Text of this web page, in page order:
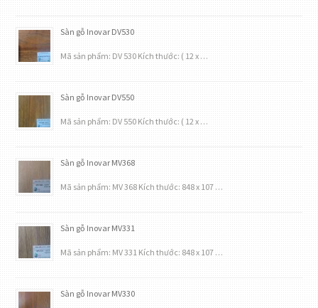
Sàn gỗ Inovar DV530
Mã sản phẩm: DV 530 Kích thước: ( 12 x …
Sàn gỗ Inovar DV550
Mã sản phẩm: DV 550 Kích thước: ( 12 x …
Sàn gỗ Inovar MV368
Mã sản phẩm: MV 368 Kích thước: 848 x 107 …
Sàn gỗ Inovar MV331
Mã sản phẩm: MV 331 Kích thước: 848 x 107 …
Sàn gỗ Inovar MV330